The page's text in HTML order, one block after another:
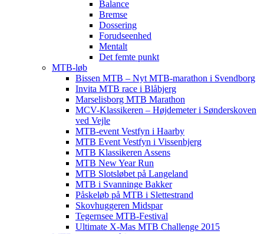
Balance
Bremse
Dossering
Forudseenhed
Mentalt
Det femte punkt
MTB-løb
Bissen MTB – Nyt MTB-marathon i Svendborg
Invita MTB race i Blåbjerg
Marselisborg MTB Marathon
MCV-Klassikeren – Højdemeter i Sønderskoven
ved Vejle
MTB-event Vestfyn i Haarby
MTB Event Vestfyn i Vissenbjerg
MTB Klassikeren Assens
MTB New Year Run
MTB Slotsløbet på Langeland
MTB i Svanninge Bakker
Påskeløb på MTB i Slettestrand
Skovhuggeren Midspar
Tegernsee MTB-Festival
Ultimate X-Mas MTB Challenge 2015